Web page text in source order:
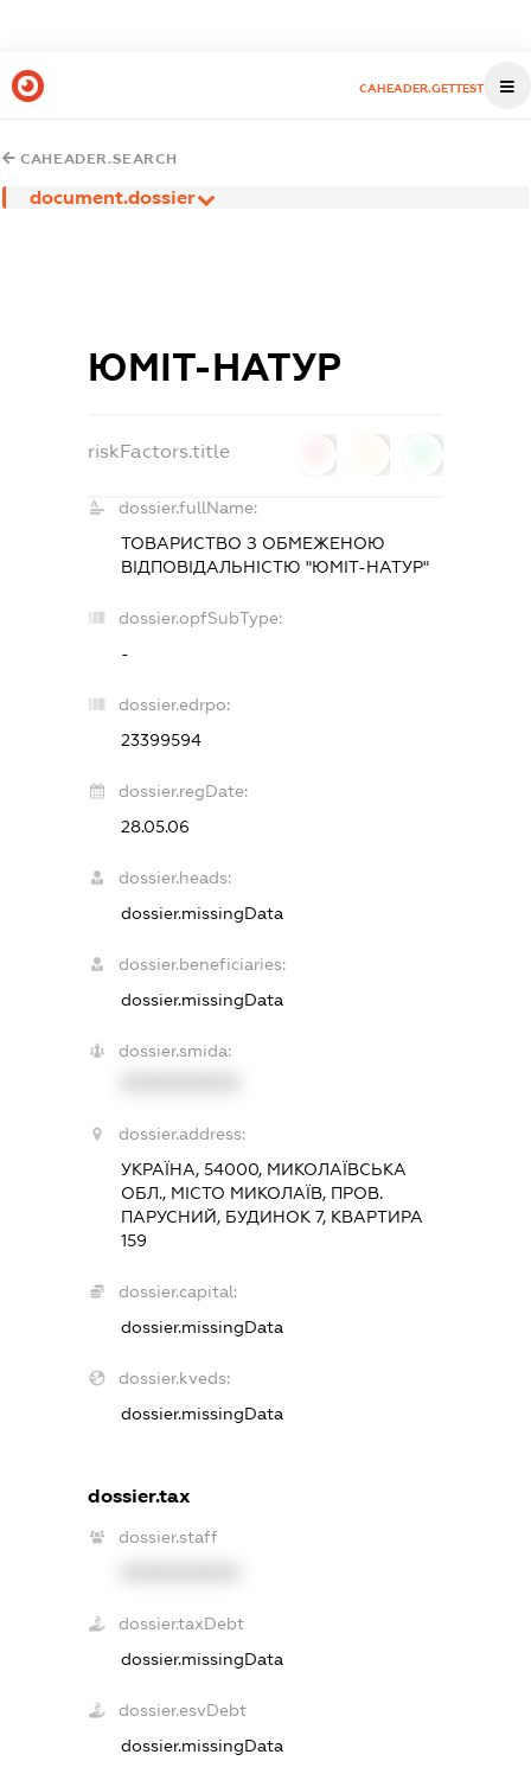
CAHEADER.GETTEST
CAHEADER.SEARCH
document.dossier
ЮМІТ-НАТУР
riskFactors.title
dossier.fullName:
ТОВАРИСТВО З ОБМЕЖЕНОЮ
ВІДПОВІДАЛЬНІСТЮ "ЮМІТ-НАТУР"
dossier.opfSubType:
-
dossier.edrpo:
23399594
dossier.regDate:
28.05.06
dossier.heads:
dossier.missingData
dossier.beneficiaries:
dossier.missingData
dossier.smida:
dossier.address:
УКРАЇНА, 54000, МИКОЛАЇВСЬКА
ОБЛ., МІСТО МИКОЛАЇВ, ПРОВ.
ПАРУСНИЙ, БУДИНОК 7, КВАРТИРА
159
dossier.capital:
dossier.missingData
dossier.kveds:
dossier.missingData
dossier.tax
dossier.staff
dossier.taxDebt
dossier.missingData
dossier.esvDebt
dossier.missingData